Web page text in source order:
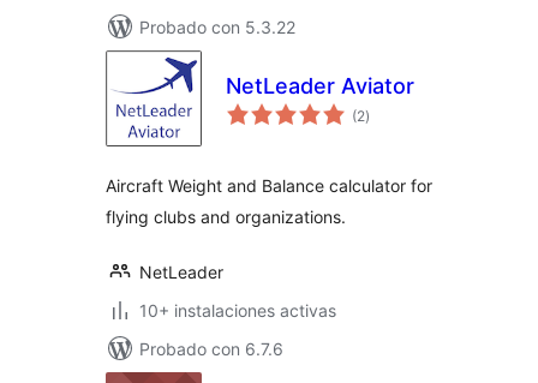
Probado con 5.3.22
NetLeader Aviator
(2total
de
)
Aircraft Weight and Balance calculator for
flying clubs and organizations.
NetLeader
10+ instalaciones activas
Probado con 6.7.6